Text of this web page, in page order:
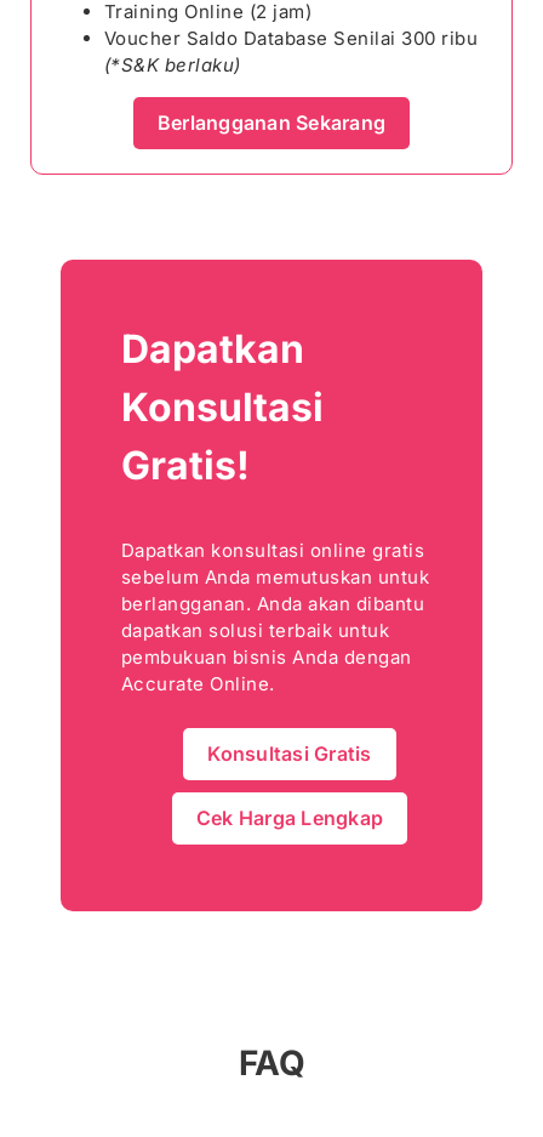
Training Online (2 jam)
Voucher Saldo Database Senilai 300 ribu
(*S&K berlaku)
Berlangganan Sekarang
Dapatkan
Konsultasi
Gratis!
Dapatkan konsultasi online gratis
sebelum Anda memutuskan untuk
berlangganan. Anda akan dibantu
dapatkan solusi terbaik untuk
pembukuan bisnis Anda dengan
Accurate Online.
Konsultasi Gratis
Cek Harga Lengkap
FAQ